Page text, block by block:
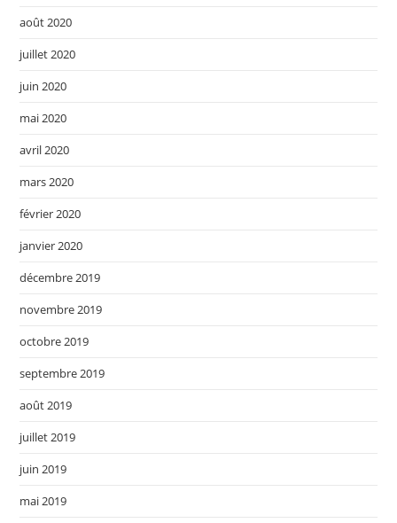
août 2020
juillet 2020
juin 2020
mai 2020
avril 2020
mars 2020
février 2020
janvier 2020
décembre 2019
novembre 2019
octobre 2019
septembre 2019
août 2019
juillet 2019
juin 2019
mai 2019